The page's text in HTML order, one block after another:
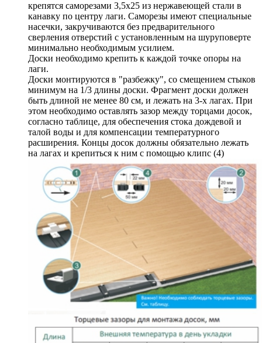
крепятся саморезами 3,5х25 из нержавеющей стали в
канавку по центру лаги. Саморезы имеют специальные
насечки, закручиваются без предварительного
сверления отверстий с установленным на шуруповерте
минимально необходимым усилием.
Доски необходимо крепить к каждой точке опоры на
лаги.
Доски монтируются в "разбежку", со смещением стыков
минимум на 1/3 длины доски. Фрагмент доски должен
быть длиной не менее 80 см, и лежать на 3-х лагах. При
этом необходимо оставлять зазор между торцами досок,
согласно таблице, для обеспечения стока дождевой и
талой воды и для компенсации температурного
расширения. Концы досок должны обязательно лежать
на лагах и крепиться к ним с помощью клипс (4)